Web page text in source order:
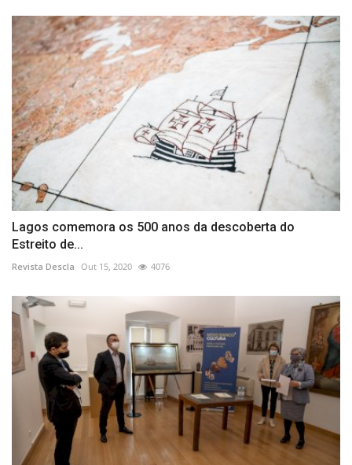
Lagos comemora os 500 anos da descoberta do
Estreito de...
Revista Descla Out 15, 2020 4076